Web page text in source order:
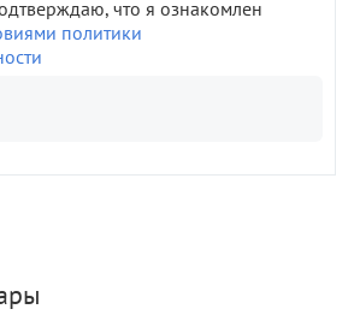
что я ознакомлен
политики